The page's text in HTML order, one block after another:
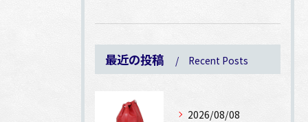
最近の投稿 Recent Posts
2026/08/08